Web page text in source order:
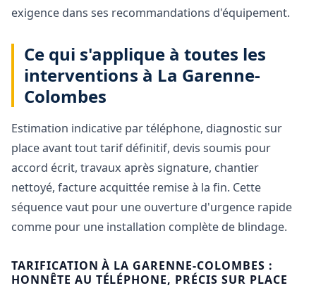
exigence dans ses recommandations d'équipement.
Ce qui s'applique à toutes les
interventions à La Garenne-
Colombes
Estimation indicative par téléphone, diagnostic sur
place avant tout tarif définitif, devis soumis pour
accord écrit, travaux après signature, chantier
nettoyé, facture acquittée remise à la fin. Cette
séquence vaut pour une ouverture d'urgence rapide
comme pour une installation complète de blindage.
TARIFICATION À LA GARENNE-COLOMBES :
HONNÊTE AU TÉLÉPHONE, PRÉCIS SUR PLACE